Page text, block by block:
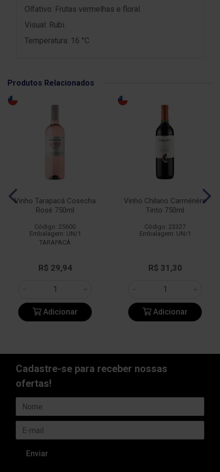
Olfativo: Frutas vermelhas e floral.
Visual: Rubi.
Temperatura: 16 °C
Produtos Relacionados
Vinho Tarapacá Cosecha
Rosé 750ml
Código: 25600
Embalagem: UN/1
TARAPACÁ
R$ 29,94
Adicionar
Vinho Chilano Carménère
Tinto 750ml
Código: 23327
Embalagem: UN/1
R$ 31,30
Adicionar
Cadastre-se para receber nossas
ofertas!